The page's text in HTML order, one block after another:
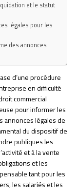
et le statut
légales pour les
des annonces
d’une procédure
en difficulté
commercial
pour informer les
annonces légales de
du dispositif de
publiques les
et à la vente
et les
tant pour les
les salariés et les